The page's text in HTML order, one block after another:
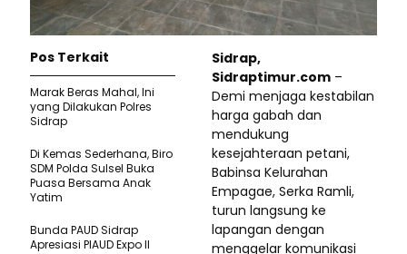
Sidrap,
Sidraptimur.com –
Demi menjaga kestabilan
harga gabah dan
mendukung
kesejahteraan petani,
Babinsa Kelurahan
Empagae, Serka Ramli,
turun langsung ke
lapangan dengan
menggelar komunikasi
Pos Terkait
Marak Beras Mahal, Ini
yang Dilakukan Polres
Sidrap
Di Kemas Sederhana, Biro
SDM Polda Sulsel Buka
Puasa Bersama Anak
Yatim
Bunda PAUD Sidrap
Apresiasi PIAUD Expo II